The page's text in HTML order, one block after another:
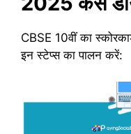
CBSE 10वीं का
इन स्टेप्स का पालन करें: